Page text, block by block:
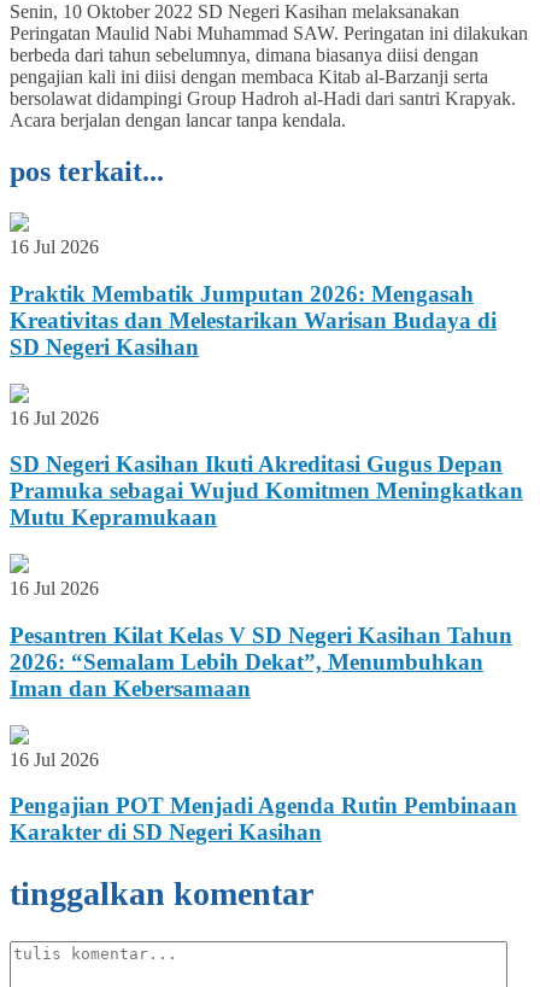
Senin, 10 Oktober 2022 SD Negeri Kasihan melaksanakan
Peringatan Maulid Nabi Muhammad SAW. Peringatan ini dilakukan
berbeda dari tahun sebelumnya, dimana biasanya diisi dengan
pengajian kali ini diisi dengan membaca Kitab al-Barzanji serta
bersolawat didampingi Group Hadroh al-Hadi dari santri Krapyak.
Acara berjalan dengan lancar tanpa kendala.
pos terkait...
16 Jul 2026
Praktik Membatik Jumputan 2026: Mengasah
Kreativitas dan Melestarikan Warisan Budaya di
SD Negeri Kasihan
16 Jul 2026
SD Negeri Kasihan Ikuti Akreditasi Gugus Depan
Pramuka sebagai Wujud Komitmen Meningkatkan
Mutu Kepramukaan
16 Jul 2026
Pesantren Kilat Kelas V SD Negeri Kasihan Tahun
2026: “Semalam Lebih Dekat”, Menumbuhkan
Iman dan Kebersamaan
16 Jul 2026
Pengajian POT Menjadi Agenda Rutin Pembinaan
Karakter di SD Negeri Kasihan
tinggalkan komentar